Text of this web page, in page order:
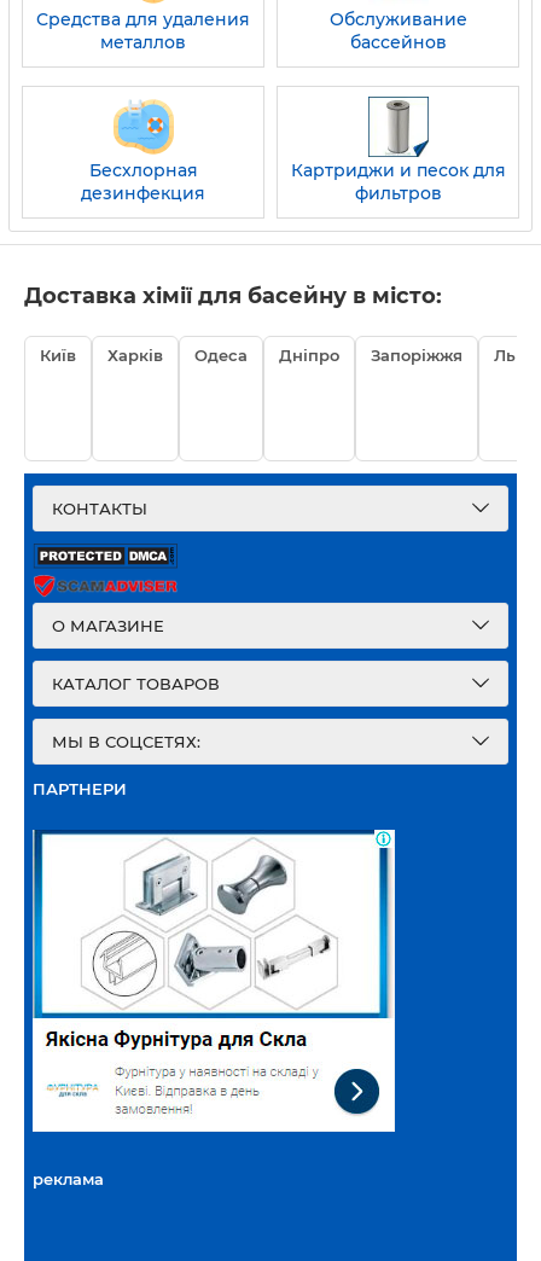
Средства для удаления
металлов
Обслуживание
бассейнов
Бесхлорная
дезинфекция
Картриджи и песок для
фильтров
Доставка хімії для басейну в місто:
Київ Харків Одеса Дніпро Запоріжжя Львів
КОНТАКТЫ
О МАГАЗИНЕ
КАТАЛОГ ТОВАРОВ
МЫ В СОЦСЕТЯХ:
ПАРТНЕРИ
реклама